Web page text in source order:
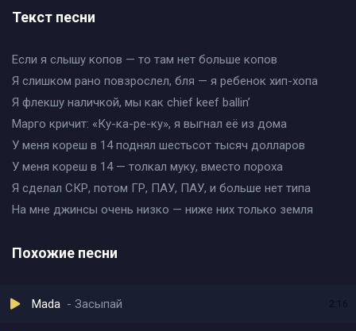
Текст песни
Если я слышу копов — то там нет больше копов
Я слишком рано повзрослел, бля — я ребенок хип-хопа
Я флекшу наличкой, мы как chief keef ballin’
Марго кричит: «Ку-ка-ре-ку», я выгнал её из дома
У меня кореш в 14 поднял шестьсот тысяч долларов
У меня кореш в 14 — толкал муку, вместо пороха
Я сделал СКР, потом ГР, ПАУ, ПАУ, и больше нет типа
На мне джинсы очень низко — ниже них только земля
Похожие песни
Mada Засыпай 2:16